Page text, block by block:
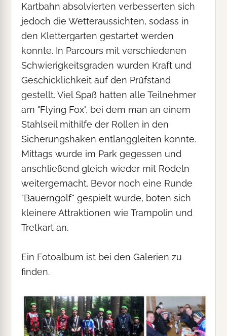
Kartbahn absolvierten verbesserten sich
jedoch die Wetteraussichten, sodass in
den Klettergarten gestartet werden
konnte. In Parcours mit verschiedenen
Schwierigkeitsgraden wurden Kraft und
Geschicklichkeit auf den Prüfstand
gestellt. Viel Spaß hatten alle Teilnehmer
am "Flying Fox", bei dem man an einem
Stahlseil mithilfe der Rollen in den
Sicherungshaken entlanggleiten konnte.
Mittags wurde im Park gegessen und
anschließend gleich wieder mit Rodeln
weitergemacht. Bevor noch eine Runde
"Bauerngolf" gespielt wurde, boten sich
kleinere Attraktionen wie Trampolin und
Tretkart an.
Ein Fotoalbum ist bei den Galerien zu
finden.